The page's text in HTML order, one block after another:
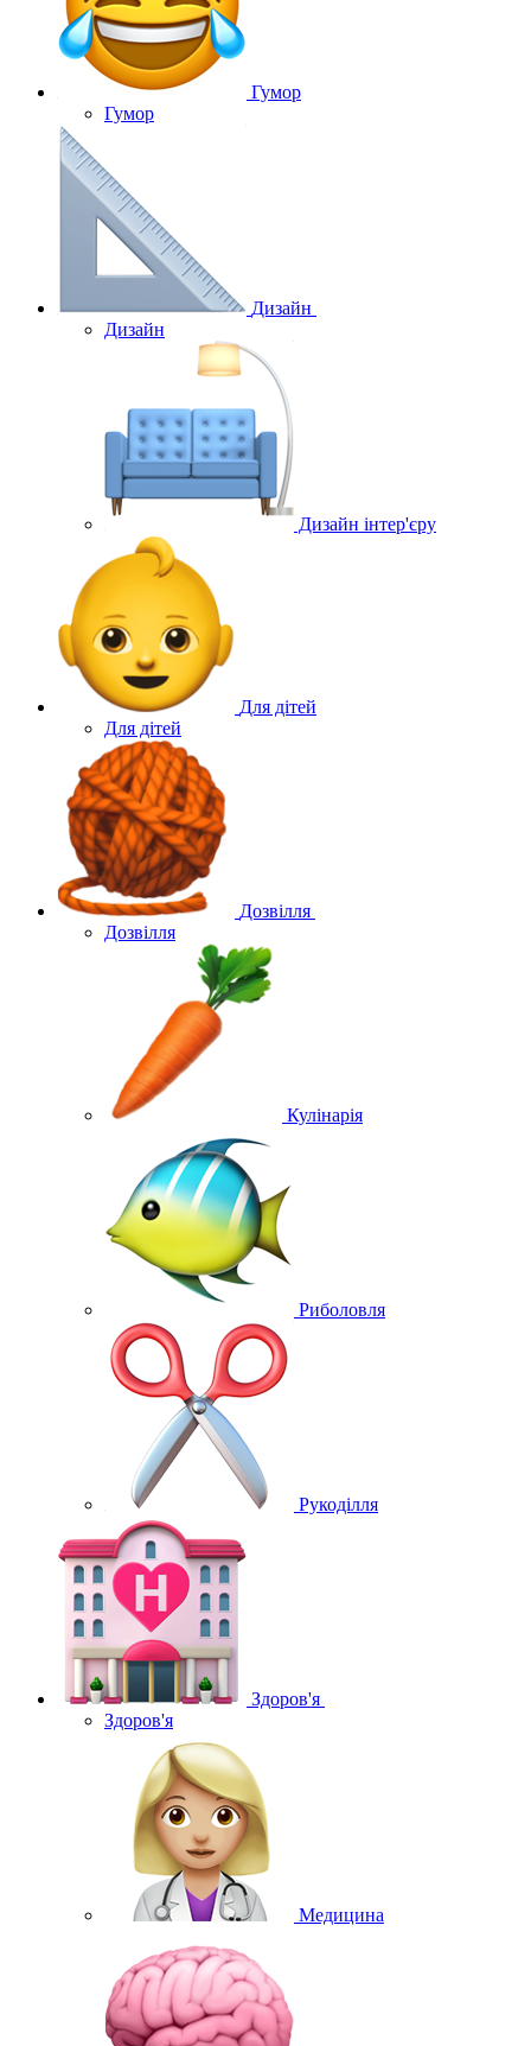
Гумор
Гумор
Дизайн
Дизайн
Дизайн інтер'єру
Для дітей
Для дітей
Дозвілля
Дозвілля
Кулінарія
Риболовля
Рукоділля
Здоров'я
Здоров'я
Медицина